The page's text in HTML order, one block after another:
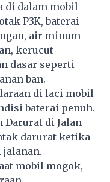
di dalam mobil
P3K, baterai
air minum
kerucut
dasar seperti
ban.
di laci mobil
baterai penuh.
Darurat di Jalan
darurat ketika
mobil mogok,